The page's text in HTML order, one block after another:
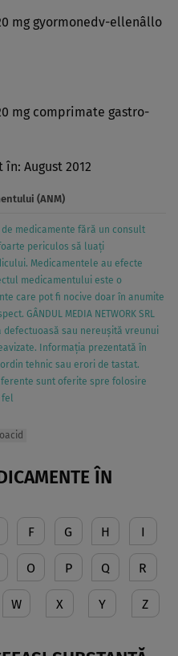
ellenâllo
comprimate gastro-
August 2012
(ANM)
medicamente fără un consult
periculos să luați
Medicamentele au efecte
medicamentului este o
care pot fi nocive doar în anumite
GÂNDUL MEDIA NETWORK SRL
sau nereușită vreunui
Informația prezentată în
tehnic sau erori de tastat.
sunt oferite spre folosire
fel
ÎN
F G H I
O P Q R
W X Y Z